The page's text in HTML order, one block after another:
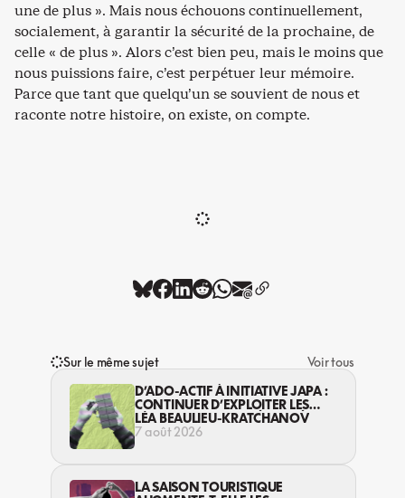
une de plus ». Mais nous échouons continuellement,
socialement, à garantir la sécurité de la prochaine, de
celle « de plus ». Alors c’est bien peu, mais le moins que
nous puissions faire, c’est perpétuer leur mémoire.
Parce que tant que quelqu’un se souvient de nous et
raconte notre histoire, on existe, on compte.
Sur le même sujet
Voir tous
D’ADO-ACTIF À INITIATIVE JAPA :
CONTINUER D’EXPLOITER LES
JEUNES… DANS LA LÉGALITÉ?
LÉA BEAULIEU-KRATCHANOV
7 août 2026
LA SAISON TOURISTIQUE